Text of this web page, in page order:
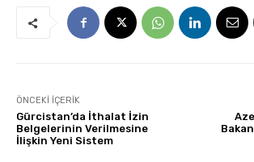
ÖNCEKI İÇERIK
Gürcistan’da İthalat İzin
Belgelerinin Verilmesine
İlişkin Yeni Sistem